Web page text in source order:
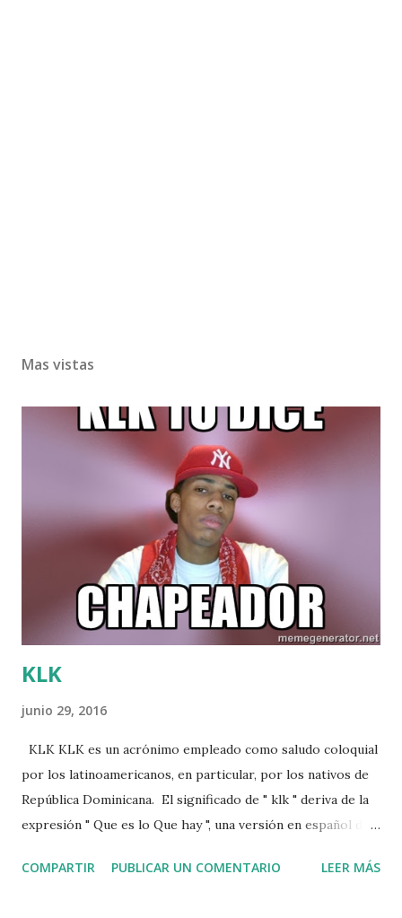
Mas vistas
KLK
junio 29, 2016
KLK KLK es un acrónimo empleado como saludo coloquial
por los latinoamericanos, en particular, por los nativos de
República Dominicana. El significado de " klk " deriva de la
expresión " Que es lo Que hay ", una versión en español del
cual, gracias al acento dominicado, puede entenderse como
COMPARTIR PUBLICAR UN COMENTARIO LEER MÁS